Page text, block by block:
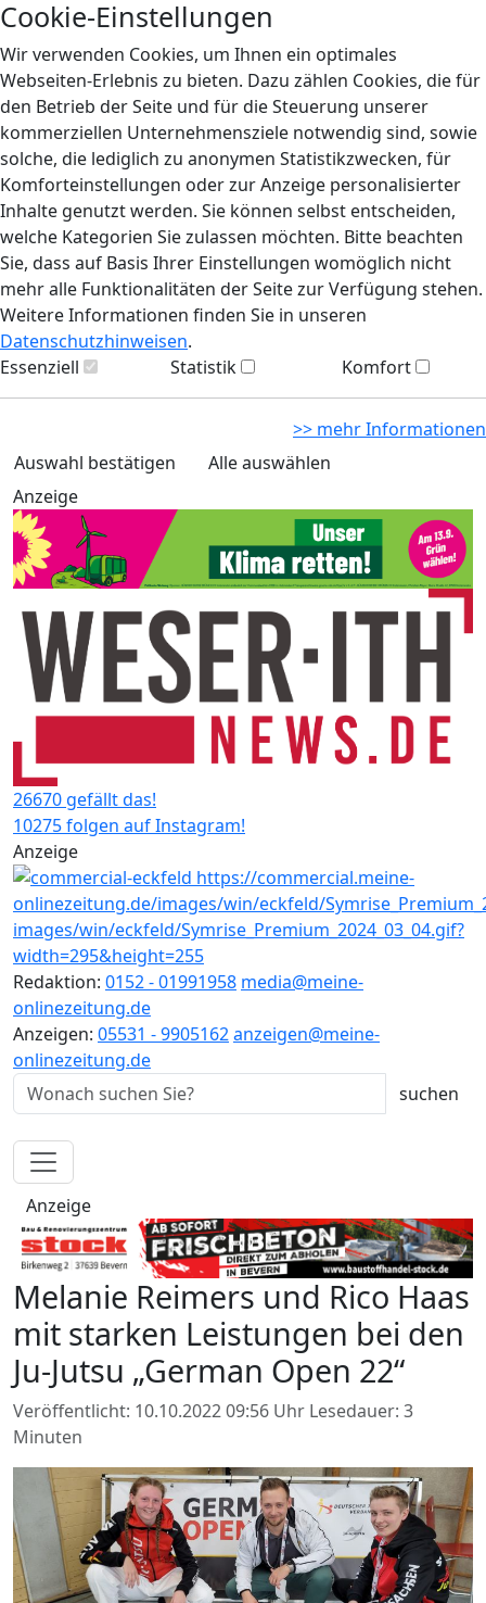
Cookie-Einstellungen
Wir verwenden Cookies, um Ihnen ein optimales
Webseiten-Erlebnis zu bieten. Dazu zählen Cookies, die für
den Betrieb der Seite und für die Steuerung unserer
kommerziellen Unternehmensziele notwendig sind, sowie
solche, die lediglich zu anonymen Statistikzwecken, für
Komforteinstellungen oder zur Anzeige personalisierter
Inhalte genutzt werden. Sie können selbst entscheiden,
welche Kategorien Sie zulassen möchten. Bitte beachten
Sie, dass auf Basis Ihrer Einstellungen womöglich nicht
mehr alle Funktionalitäten der Seite zur Verfügung stehen.
Weitere Informationen finden Sie in unseren
Datenschutzhinweisen.
Essenziell
Statistik Komfort
>> mehr Informationen
Auswahl bestätigen
Alle auswählen
Anzeige
26670 gefällt das!
10275 folgen auf Instagram!
Anzeige
Redaktion: 0152 - 01991958 media@meine-
onlinezeitung.de
Anzeigen: 05531 - 9905162anzeigen@meine-
onlinezeitung.de
Anzeige
Melanie Reimers und Rico Haas
mit starken Leistungen bei den
Ju-Jutsu „German Open 22“
Veröffentlicht: 10.10.2022 09:56 Uhr Lesedauer: 3
Minuten